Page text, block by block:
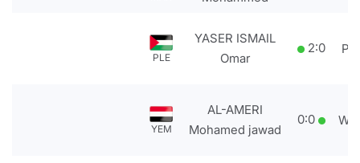
PLE
YASER ISMAIL
Omar
2:0
YEM
AL-AMERI
Mohamed jawad
0:0